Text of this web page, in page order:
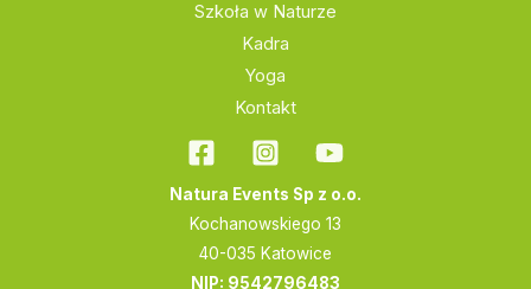
Szkoła w Naturze
Kadra
Yoga
Kontakt
Natura Events Sp z o.o.
Kochanowskiego 13
40-035 Katowice
NIP: 9542796483